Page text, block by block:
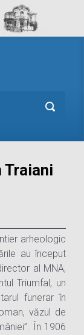
Traiani
arheologic
au început
al MNA,
Triumfal, un
funerar în
văzul de
În 1906